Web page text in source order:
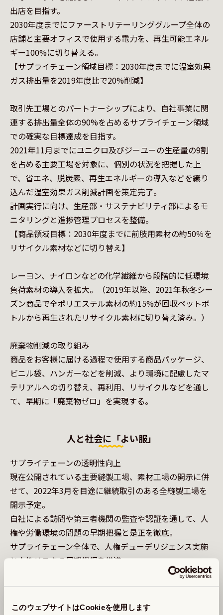
このウェブサイトはCookieを使用します
出店を目指す。
2030年度までにファーストリテーリンググループ全体の
店舗と主要オフィスで使用する電力を、再生可能エネル
ギー100%に切り替える。
【サプライチェーン領域目標：2030年度までに温室効果
ガス排出量を2019年度比で20%削減】
取引先工場とのパートナーシップにより、自社事業に関
連する排出量全体の90%を占めるサプライチェーン領域
での確実な目標達成を目指す。
2021年11月までにユニクロ及びジーユーの生産量の9割
を占める主要工場を対象に、個別の状況を把握した上
で、省エネ、脱炭素、再生エネルギーの導入などを織り
込んだ温室効果ガス削減計画を策定完了。
計画実行に向け、生産部・サステナビリティ部によるモ
ニタリングと進捗管理プロセスを整備。
【商品領域目標：2030年度までに前肢用素材の約50％を
リサイクル素材などに切り替え】
レーヨン、ナイロンなどの化学繊維から段階的に低環境
負荷素材の導入を拡大。（2019年以降、2021年秋冬シー
ズン商品で全ポリエステル素材の約15%が回収ペットボ
トルから再生されたリサイクル素材に切り替え済み。）
廃棄物削減の取り組み
商品をお客様に届ける過程で使用する商品パッケージ、
ビニル袋、ハンガーなどを削減、より環境に配慮したマ
テリアルへの切り替え、再利用、リサイクルなどを通し
て、早期に「廃棄物ゼロ」を実現する。
人と社会に「よい服」
サプライチェーンの透明性向上
現在公開されている主要縫製工場、素材工場の開示に併
せて、2022年3月を目途に継続取引のある全縫製工場を
開示予定。
自社による訪問や第三者機関の監査や認証を通して、人
権や労働環境の問題の早期把握と是正を徹底。
サプライチェーン全体で、人権デューデリジェンス実施
企業活動における人権への負の影響を調査・評価し、そ